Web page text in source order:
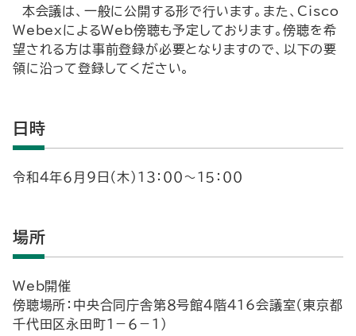
本会議は、一般に公開する形で行います。また、Cisco
WebexによるWeb傍聴も予定しております。傍聴を希
望される方は事前登録が必要となりますので、以下の要
領に沿って登録してください。
日時
令和４年６月９日（木）１３：００～１５：００
場所
Web開催
傍聴場所：中央合同庁舎第８号館４階416会議室（東京都
千代田区永田町１－６－１）